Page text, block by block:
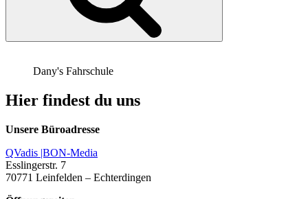
Dany's Fahrschule
Hier findest du uns
Unsere Büroadresse
QVadis |BON-Media
Esslingerstr. 7
70771 Leinfelden – Echterdingen